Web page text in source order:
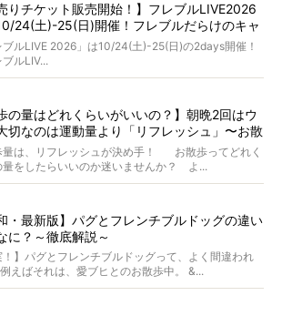
りチケット販売開始！】フレブルLIVE2026
24(土)-25(日)開催！フレブルだらけのキャ
前夜祭・バスプランも新登場!?
ブルLIVE 2026」は10/24(土)-25(日)の2days開催！
ブルLIV...
の量はどれくらいがいいの？】朝晩2回はウ
切なのは運動量より「リフレッシュ」〜お散
つわる疑問FAQつき〜
量は、リフレッシュが決め手！ お散歩ってどれく
量をしたらいいのか迷いませんか？ よ...
・最新版】パグとフレンチブルドッグの違い
に？～徹底解説～
！】パグとフレンチブルドッグって、よく間違われ
えばそれは、愛ブヒとのお散歩中。 &...